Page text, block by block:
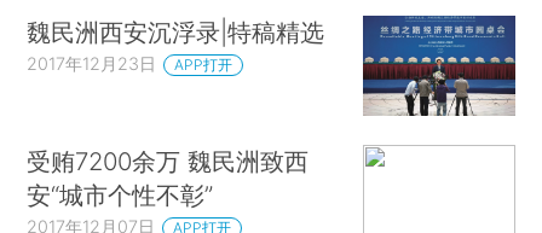
魏民洲西安沉浮录|特稿精选
2017年12月23日 APP打开
受贿7200余万 魏民洲致西
安“城市个性不彰”
2017年12月07日 APP打开